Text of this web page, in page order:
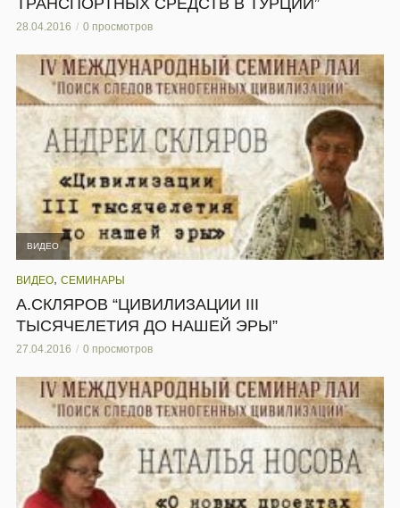
28.04.2016 0 просмотров
ВИДЕО
ВИДЕО, СЕМИНАРЫ
А.СКЛЯРОВ “ЦИВИЛИЗАЦИИ III
ТЫСЯЧЕЛЕТИЯ ДО НАШЕЙ ЭРЫ”
27.04.2016 0 просмотров